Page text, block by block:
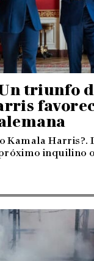
triunfo
Kamala Harris?.
inquilino